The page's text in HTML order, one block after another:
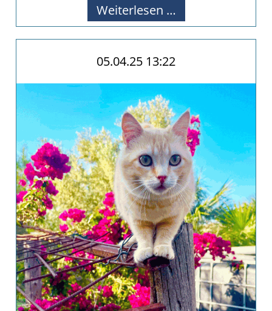
Weiterlesen …Mai
News
05.04.25 13:22